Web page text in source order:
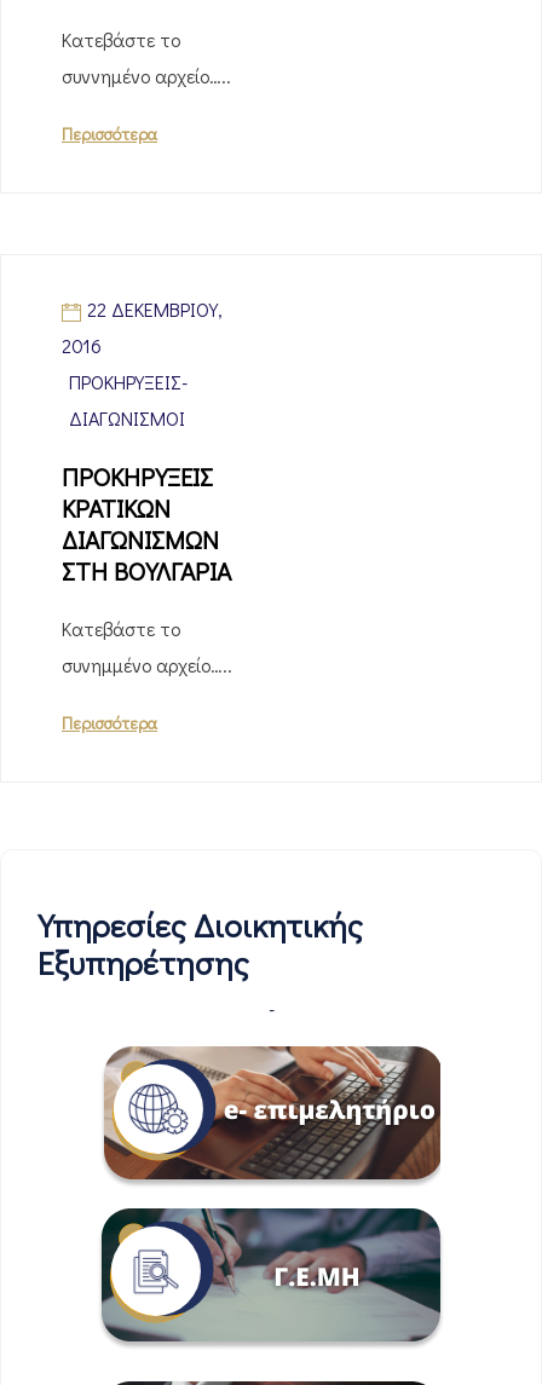
Κατεβάστε το
συννημένο αρχείο…..
Περισσότερα
22 ΔΕΚΕΜΒΡΊΟΥ,
2016
ΠΡΟΚΗΡΎΞΕΙΣ-
ΔΙΑΓΩΝΙΣΜΟΊ
ΠΡΟΚΗΡΥΞΕΙΣ
ΚΡΑΤΙΚΩΝ
ΔΙΑΓΩΝΙΣΜΩΝ
ΣΤΗ ΒΟΥΛΓΑΡΙΑ
Κατεβάστε το
συνημμένο αρχείο…..
Περισσότερα
Υπηρεσίες Διοικητικής
Εξυπηρέτησης
-